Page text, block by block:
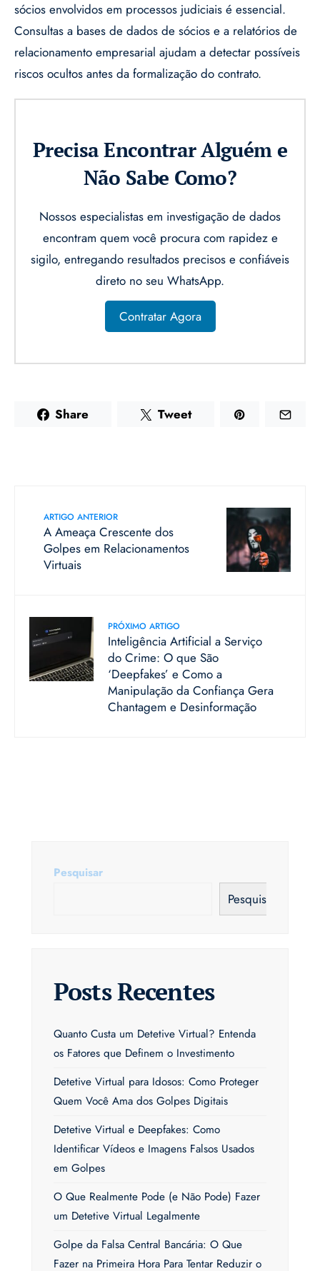
sócios envolvidos em processos judiciais é essencial.
Consultas a bases de dados de sócios e a relatórios de
relacionamento empresarial ajudam a detectar possíveis
riscos ocultos antes da formalização do contrato.
Precisa Encontrar Alguém e
Não Sabe Como?
Nossos especialistas em investigação de dados
encontram quem você procura com rapidez e
sigilo, entregando resultados precisos e confiáveis
direto no seu WhatsApp.
Contratar Agora
Share Tweet
ARTIGO ANTERIOR
A Ameaça Crescente dos
Golpes em Relacionamentos
Virtuais
PRÓXIMO ARTIGO
Inteligência Artificial a Serviço
do Crime: O que São
‘Deepfakes’ e Como a
Manipulação da Confiança Gera
Chantagem e Desinformação
Pesquisar
Pesquisar
Posts Recentes
Quanto Custa um Detetive Virtual? Entenda
os Fatores que Definem o Investimento
Detetive Virtual para Idosos: Como Proteger
Quem Você Ama dos Golpes Digitais
Detetive Virtual e Deepfakes: Como
Identificar Vídeos e Imagens Falsos Usados
em Golpes
O Que Realmente Pode (e Não Pode) Fazer
um Detetive Virtual Legalmente
Golpe da Falsa Central Bancária: O Que
Fazer na Primeira Hora Para Tentar Reduzir o